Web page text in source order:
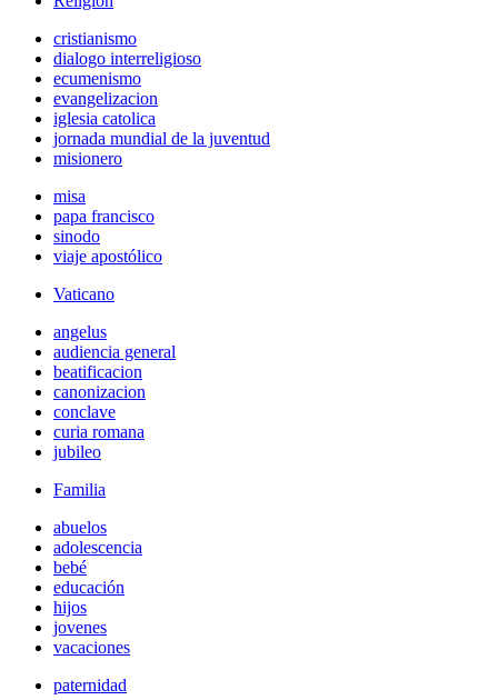
cristianismo
dialogo interreligioso
ecumenismo
evangelizacion
iglesia catolica
jornada mundial de la juventud
misionero
misa
papa francisco
sinodo
viaje apostólico
Vaticano
angelus
audiencia general
beatificacion
canonizacion
conclave
curia romana
jubileo
Familia
abuelos
adolescencia
bebé
educación
hijos
jovenes
vacaciones
paternidad